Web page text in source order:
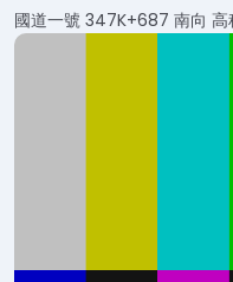
國道一號 347K+687 南向 高